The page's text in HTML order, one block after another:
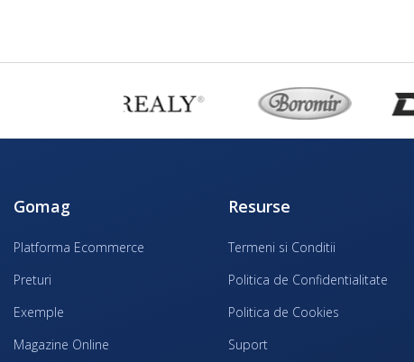
Gomag
Platforma Ecommerce
Preturi
Exemple
Magazine Online
Resurse
Termeni si Conditii
Politica de Confidentialitate
Politica de Cookies
Suport